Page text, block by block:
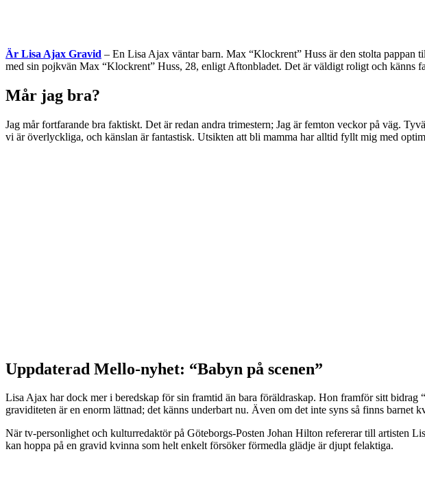
Är Lisa Ajax Gravid – En Lisa Ajax väntar barn. Max “Klockrent” Huss är den stolta
med sin pojkvän Max “Klockrent” Huss, 28, enligt Aftonbladet. Det är väldigt roligt och känns
Mår jag bra?
Jag mår fortfarande bra faktiskt. Det är redan andra trimestern; Jag är femton veckor på väg.
vi är överlyckliga, och känslan är fantastisk. Utsikten att bli mamma har alltid fyllt mig med
Uppdaterad Mello-nyhet: “Babyn på scenen”
Lisa Ajax har dock mer i beredskap för sin framtid än bara föräldraskap. Hon framför sitt
graviditeten är en enorm lättnad; det känns underbart nu. Även om det inte syns så finns barnet
När tv-personlighet och kulturredaktör på Göteborgs-Posten Johan Hilton refererar till artisten
kan hoppa på en gravid kvinna som helt enkelt försöker förmedla glädje är djupt felaktiga.